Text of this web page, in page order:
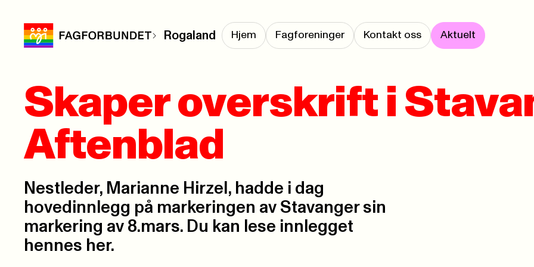
Rogaland Hjem Fagforeninger Kontakt oss Aktuelt
Skaper overskrift i
Aftenblad
Nestleder, Marianne Hirzel, hadde i dag
hovedinnlegg på markeringen av Stavanger sin
markering av 8.mars. Du kan lese innlegget
hennes her.